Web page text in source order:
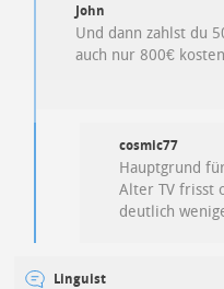
John
Und dann zahlst du
auch nur 800€
cosmic77
Hauptgrund
Alter TV frisst
deutlich
Linguist